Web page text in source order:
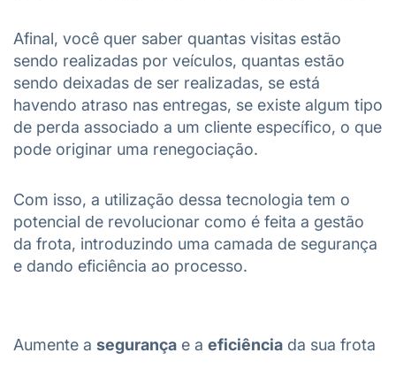
Afinal, você quer saber quantas visitas estão
sendo realizadas por veículos, quantas estão
sendo deixadas de ser realizadas, se está
havendo atraso nas entregas, se existe algum tipo
de perda associado a um cliente específico, o que
pode originar uma renegociação.
Com isso, a utilização dessa tecnologia tem o
potencial de revolucionar como é feita a gestão
da frota, introduzindo uma camada de segurança
e dando eficiência ao processo.
Aumente a segurança e a eficiência da sua frota